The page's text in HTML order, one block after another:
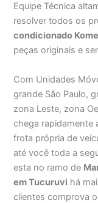
Equipe Técnica
resolver todos os
condicionado
peças originais e
Com Unidades
grande São Paulo,
zona Leste, zona
chega rapidamente
frota própria de
até você toda a
esta no ramo de
em Tucuruvi há
clientes comprova